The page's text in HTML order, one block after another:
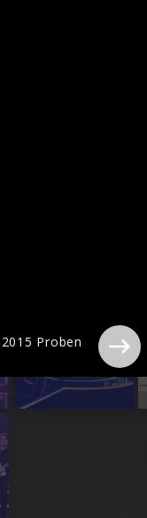
Proben